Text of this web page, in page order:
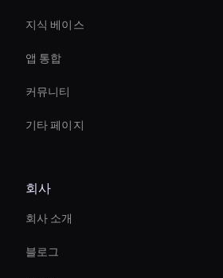
지식 베이스
앱 통합
커뮤니티
기타 페이지
Ai Avatar For Zoom Meetings
Interactive Hologram
Entertainment Ai Avatar
회사
회사 소개
블로그